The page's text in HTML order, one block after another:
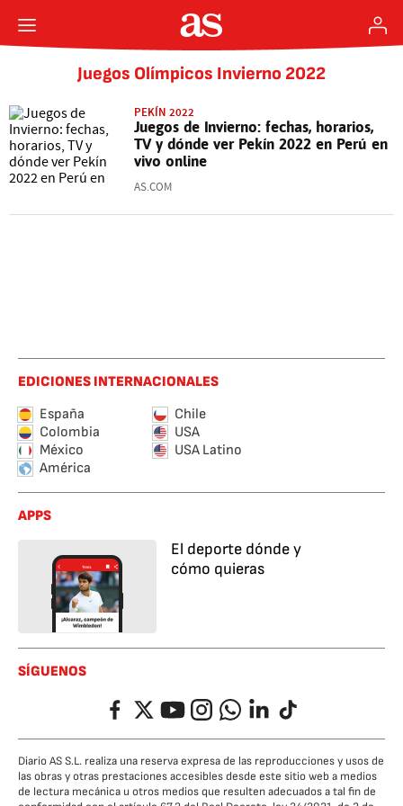
Juegos Olímpicos Invierno 2022
PEKÍN 2022
Juegos de Invierno: fechas, horarios,
TV y dónde ver Pekín 2022 en Perú en
vivo online
AS.COM
EDICIONES INTERNACIONALES
España
Chile
Colombia
USA
México
USA Latino
América
APPS
El deporte dónde y
cómo quieras
SÍGUENOS
FacebookTwitterYouTubeInstagramWhatsappLinkedIn
TikTok
Diario AS S.L. realiza una reserva expresa de las reproducciones y usos de
las obras y otras prestaciones accesibles desde este sitio web a medios
de lectura mecánica u otros medios que resulten adecuados a tal fin de